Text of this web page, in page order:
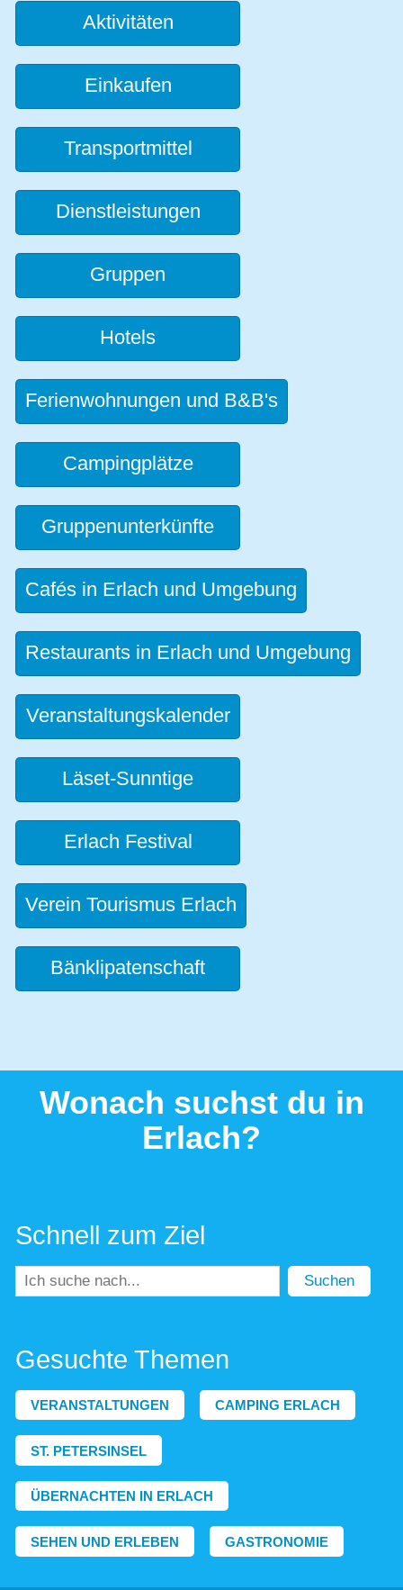
Aktivitäten
Einkaufen
Transportmittel
Dienstleistungen
Gruppen
Hotels
Ferienwohnungen und B&B's
Campingplätze
Gruppenunterkünfte
Cafés in Erlach und Umgebung
Restaurants in Erlach und Umgebung
Veranstaltungskalender
Läset-Sunntige
Erlach Festival
Verein Tourismus Erlach
Bänklipatenschaft
Wonach suchst du in
Erlach?
Schnell zum Ziel
Suchen
Gesuchte Themen
VERANSTALTUNGEN CAMPING ERLACH
ST. PETERSINSEL
ÜBERNACHTEN IN ERLACH
SEHEN UND ERLEBEN GASTRONOMIE